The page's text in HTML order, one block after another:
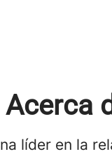
Acerca
líder en la